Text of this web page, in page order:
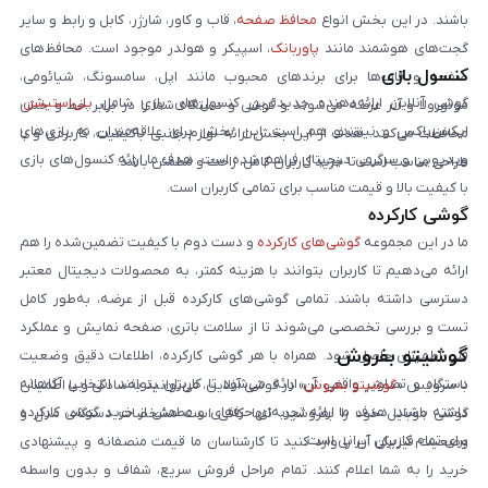
باشند. در این بخش انواع محافظ صفحه، قاب و کاور، شارژر، کابل و رابط و سایر
گجت‌های هوشمند مانند پاوربانک، اسپیکر و هولدر موجود است. محافظ‌های
صفحه و قاب‌ها برای برندهای محبوب مانند اپل، سامسونگ، شیائومی،
موتورولا و آنر عرضه می‌شوند و گوشی و دستگاه شما را در برابر خط و خش
محافظت می‌کنند. هدف از این بخش ارائه لوازم جانبی باکیفیت، کاربردی و با
طراحی مناسب است تا خرید کاربران کامل، راحت و مطمئن باشد.
کنسول بازی
گوشی آنلاین ارائه‌دهنده جدیدترین کنسول‌های بازی شامل پلی‌استیشن،
ایکس‌باکس و نینتندو هم است. این بخش برای علاقه‌مندان به بازی‌های
ویدیویی و سرگرمی دیجیتال فراهم شده است. هدف ما ارائه کنسول‌های بازی
با کیفیت بالا و قیمت مناسب برای تمامی کاربران است.
گوشی کارکرده
ما در این مجموعه گوشی‌های کارکرده و دست دوم با کیفیت تضمین‌شده را هم
ارائه می‌دهیم تا کاربران بتوانند با هزینه کمتر، به محصولات دیجیتال معتبر
دسترسی داشته باشند. تمامی گوشی‌های کارکرده قبل از عرضه، به‌طور کامل
تست و بررسی تخصصی می‌شوند تا از سلامت باتری، صفحه نمایش و عملکرد
فنی اطمینان حاصل شود. همراه با هر گوشی کارکرده، اطلاعات دقیق وضعیت
دستگاه و تصاویر واقعی آن ارائه می‌شود تا کاربران بتوانند انتخابی آگاهانه
داشته باشند. هدف ما ارائه تجربه‌ای حرفه‌ای و مطمئن از خرید گوشی کارکرده
برای تمام کاربران ایرانی است.
گوشیتو بفروش
با سرویس «گوشیتو بفروش» در گوشی آنلاین، می‌توانید به‌سادگی و با اطمینان
گوشی موبایل خود را بفروشید. تنها کافی است مشخصات دستگاه، مدل و
وضعیت فیزیکی آن را وارد کنید تا کارشناسان ما قیمت منصفانه و پیشنهادی
خرید را به شما اعلام کنند. تمام مراحل فروش سریع، شفاف و بدون واسطه